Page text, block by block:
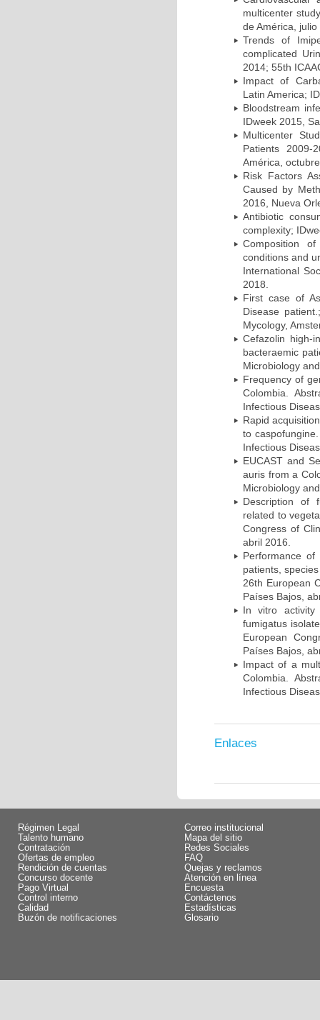
multicenter
de América, julio
Trends of
complicated
2014; 55th
Impact of
Latin America;
Bloodstream
IDweek 2015,
Multicenter
Patients 2009-
América,
Risk Factors
Caused by
2016, Nueva
Antibiotic
complexity;
Composition
conditions and
International
2018.
First case of
Disease
Mycology,
Cefazolin high-
bacteraemic
Microbiology
Frequency of
Colombia.
Infectious
Rapid
to
Infectious
EUCAST and
auris from a
Microbiology
Description of
related to
Congress of
abril 2016.
Performance
patients,
26th European
Países Bajos,
In vitro activity
fumigatus
European
Países Bajos,
Impact of a
Colombia.
Infectious
Enlaces
Régimen Legal
Talento humano
Contratación
Ofertas de empleo
Rendición de cuentas
Concurso docente
Pago Virtual
Control interno
Calidad
Buzón de notificaciones
Correo institucional
Mapa del sitio
Redes Sociales
FAQ
Quejas y reclamos
Atención en línea
Encuesta
Contáctenos
Estadísticas
Glosario